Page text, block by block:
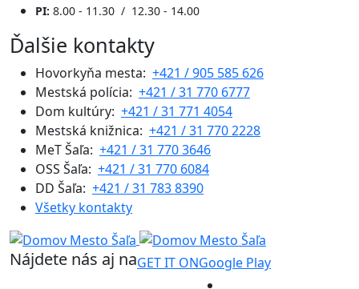
PI: 8.00 - 11.30 / 12.30 - 14.00
Ďalšie kontakty
Hovorkyňa mesta: +421 / 905 585 626
Mestská polícia: +421 / 31 770 6777
Dom kultúry: +421 / 31 771 4054
Mestská knižnica: +421 / 31 770 2228
MeT Šaľa: +421 / 31 770 3646
OSS Šaľa: +421 / 31 770 6084
DD Šaľa: +421 / 31 783 8390
Všetky kontakty
Nájdete nás aj naGET IT ONGoogle Play